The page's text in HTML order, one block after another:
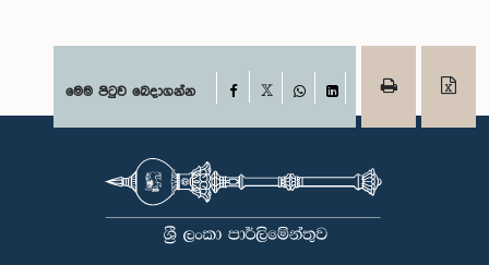
මෙම පිටුව බෙදාගන්න Facebook
WhatsAppLinkedIn